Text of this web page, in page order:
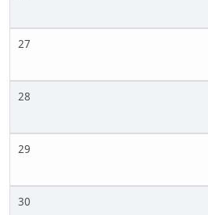
27
28
29
30